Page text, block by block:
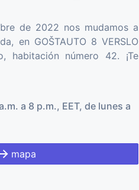
de 2022 nos mudamos a
en GOŠTAUTO 8 VERSLO
habitación número 42. ¡Te
a 8 p.m., EET, de lunes a
mapa